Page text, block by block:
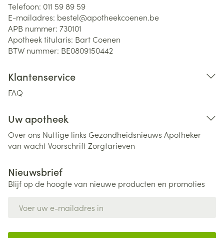
Telefoon: 011 59 89 59
E-mailadres: bestel@apotheekcoenen.be
APB nummer: 730101
Apotheek titularis: Bart Coenen
BTW nummer: BE0809150442
Klantenservice
FAQ
Uw apotheek
Over ons Nuttige links Gezondheidsnieuws Apotheker
van wachtVoorschriftZorgtarieven
Nieuwsbrief
Blijf op de hoogte van nieuwe producten en promoties